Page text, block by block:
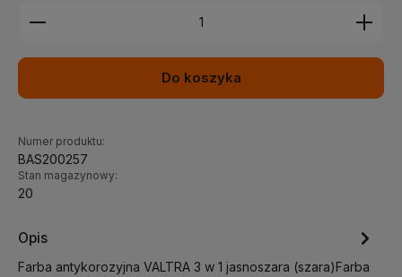
Ilość produktu: Wprowadź żądaną ilość lub użyj
Do koszyka
Numer produktu:
BAS200257
Stan magazynowy:
20
Opis
Farba antykorozyjna VALTRA 3 w 1 jasnoszara (szara)Farba